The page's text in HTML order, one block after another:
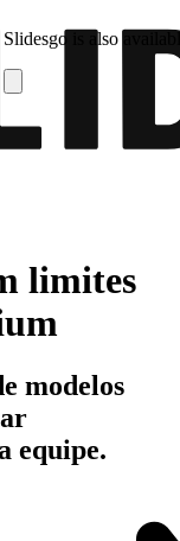
Slidesgo is also
limites
modelos
equipe.